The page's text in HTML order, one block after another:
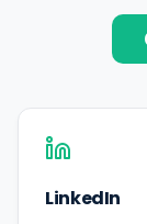
LinkedIn